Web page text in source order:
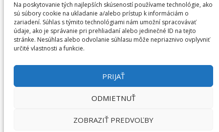
Na poskytovanie tých najlepších skúseností používame technológie, ako
sú súbory cookie na ukladanie a/alebo prístup k informáciám o
zariadení. Súhlas s týmito technológiami nám umožní spracovávať
údaje, ako je správanie pri prehliadaní alebo jedinečné ID na tejto
stránke. Nesúhlas alebo odvolanie súhlasu môže nepriaznivo ovplyvniť
určité vlastnosti a funkcie.
PRIJAŤ
ODMIETNUŤ
ZOBRAZIŤ PREDVOĽBY
Posily hľadáme:
do call centra mesta Košice, kde poskytujeme utečencom
i širokej verejnosti dôležité informácie a usmernenia,
do K13 na Kukučínovej 2, kde prebieha materiálna zbierka
na „Čéhačko“, ktoré v týchto dňoch slúži ako hotspot
pre ľudí utekajúcich pred vojnou na Ukrajine.
Ukrajinčina nie je podmienkou, je však vítaná.